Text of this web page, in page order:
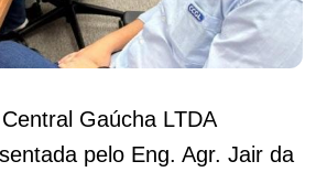
Gaúcha LTDA
pelo Eng. Agr. Jair da